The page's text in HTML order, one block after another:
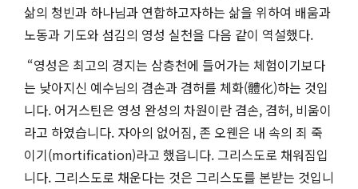
삶의 청빈과 하나님과 연합하고자하는 삶을 위하여 배움과
노동과 기도와 섬김의 영성 실천을 다음 같이 역설했다.
“영성은 최고의 경지는 삼층천에 들어가는 체험이기보다
는 낮아지신 예수님의 겸손과 겸허를 체화(體化)하는 것입
니다. 어거스틴은 영성 완성의 차원이란 겸손, 겸허, 비움이
라고 하였습니다. 자아의 없어짐, 존 오웬은 내 속의 죄 죽
이기(mortification)라고 했읍니다. 그리스도로 채워짐입
니다. 그리스도로 채운다는 것은 그리스도를 본받는 것입니